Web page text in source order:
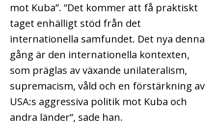
mot Kuba”. ”Det kommer att få praktiskt
taget enhälligt stöd från det
internationella samfundet. Det nya denna
gång är den internationella kontexten,
som präglas av växande unilateralism,
supremacism, våld och en förstärkning av
USA:s aggressiva politik mot Kuba och
andra länder”, sade han.